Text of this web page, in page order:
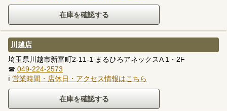
川越店
埼玉県川越市新富町2-11-1 まるひろアネックスA 1・2F
☎ 049-224-2573
ℹ 営業時間・店休日・アクセス情報はこちら